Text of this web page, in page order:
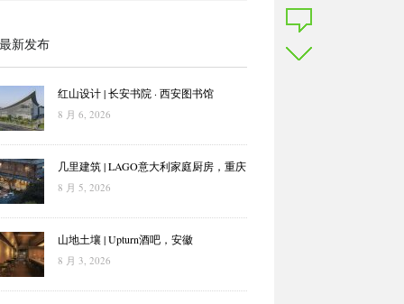
新发布
红山设计 | 长安书院 · 西安图书馆
8 月 6, 2026
几里建筑 | LAGO意大利家庭厨房，重庆
8 月 5, 2026
山地土壤 | Upturn酒吧，安徽
8 月 3, 2026